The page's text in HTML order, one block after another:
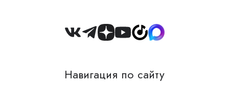
Join
Slack
Навигация по сайту